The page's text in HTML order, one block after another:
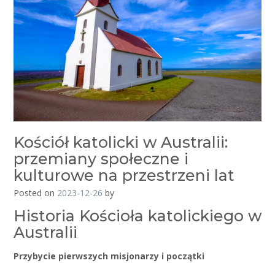
Kościół katolicki w Australii:
przemiany społeczne i
kulturowe na przestrzeni lat
Posted on 2023-12-26 by
Historia Kościoła katolickiego w
Australii
Przybycie pierwszych misjonarzy i początki